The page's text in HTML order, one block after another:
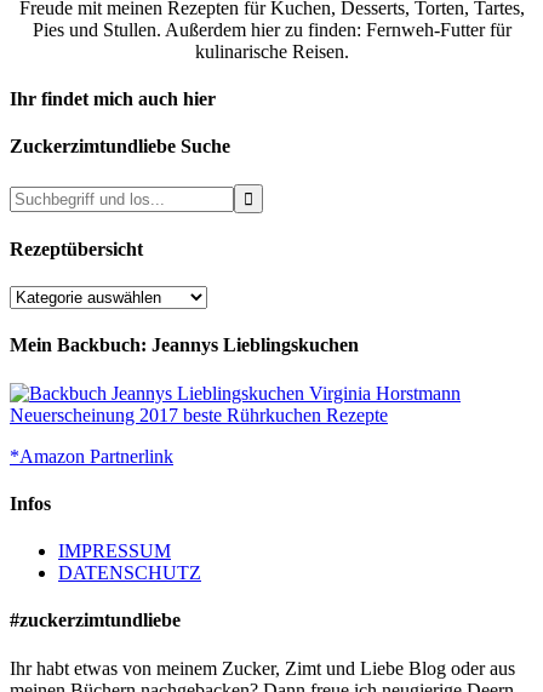
Freude mit meinen Rezepten für Kuchen, Desserts, Torten, Tartes,
Pies und Stullen. Außerdem hier zu finden: Fernweh-Futter für
kulinarische Reisen.
Ihr findet mich auch hier
Zuckerzimtundliebe Suche
Rezeptübersicht
Rezeptübersicht
Mein Backbuch: Jeannys Lieblingskuchen
*Amazon Partnerlink
Infos
IMPRESSUM
DATENSCHUTZ
#zuckerzimtundliebe
Ihr habt etwas von meinem Zucker, Zimt und Liebe Blog oder aus